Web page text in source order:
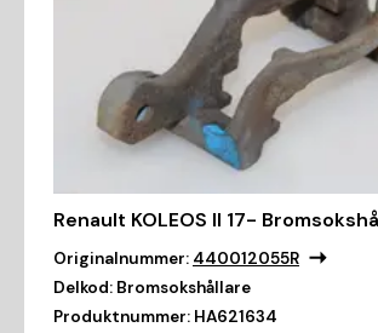
Renault KOLEOS II 17-
Originalnummer: 440012055R
Delkod: Bromsokshållare
Produktnummer: HA621634